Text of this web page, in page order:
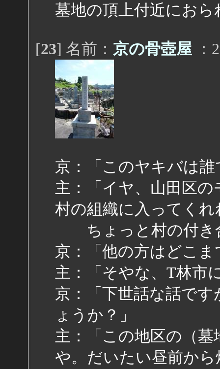
墓地の頂上付近にお
[23] 名前： 京の骨壺屋 ：
京：「このヤキバは
主：「イヤ、山田区
村の組織に入ってく
ちょっと村の付き
京：「他の方はどこ
主：「そやな、T林市
京：「下世話な話で
ょうか？」
主：「この地区の（
や。だいたい昼前から